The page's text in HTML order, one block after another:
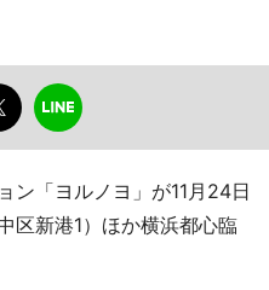
ン「ヨルノヨ」が11月24日
区新港1）ほか横浜都心臨